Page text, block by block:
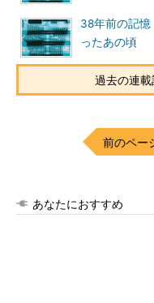
38年前の記憶
ったあの頃
過去の連
前のペー
あなたにおすすめ